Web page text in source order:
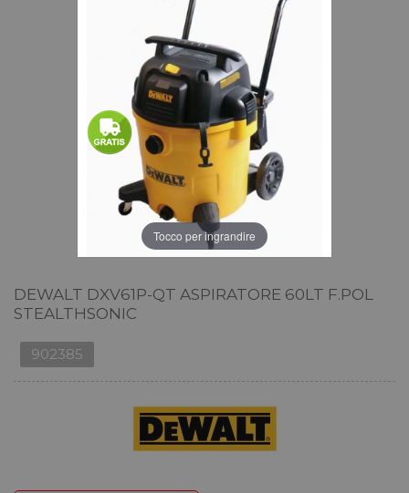
Tocco per ingrandire
DEWALT DXV61P-QT ASPIRATORE 60LT F.POL
STEALTHSONIC
902385